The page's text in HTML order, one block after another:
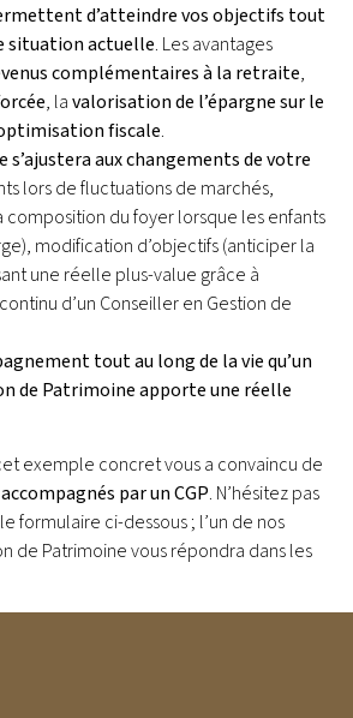
d’atteindre vos objectifs tout
situation actuelle. Les avantages
complémentaires à la retraite,
, lavalorisation de l’épargne sur le
fiscale.
s’ajustera aux changements de votre
lors de fluctuations de marchés,
composition du foyer lorsque les enfants
modification d’objectifs (anticiper la
une réelle plus-value grâce à
d’un Conseiller en Gestion de
tout au long de la vie qu’un
de Patrimoine apporte une réelle
exemple concret vous a convaincu de
par un CGP. N’hésitez pas
formulaire ci-dessous ; l’un de nos
de Patrimoine vous répondra dans les